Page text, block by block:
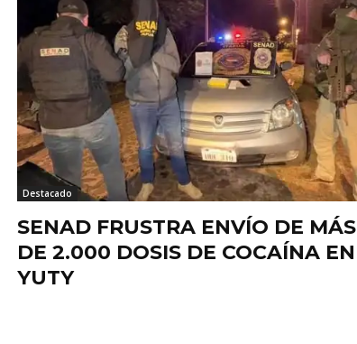
Destacado
SENAD FRUSTRA ENVÍO DE MÁS
DE 2.000 DOSIS DE COCAÍNA EN
YUTY